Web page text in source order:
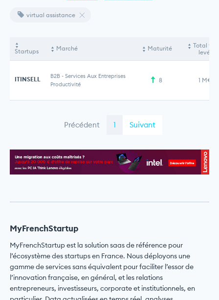
virtual assistance
Startups Marché Maturité
Total
levés
ITINSELL B2B - Services Aux Entreprises
Productivité
8 1 M€
Précédent 1 Suivant
MyFrenchStartup
MyFrenchStartup est la solution saas de référence pour
l’écosystème des startups en France. Nous déployons une
gamme de services sans équivalent pour faciliter l’essor de
l’innovation française, en général, et les relations
entrepreneurs, investisseurs, corporate et institutionnels, en